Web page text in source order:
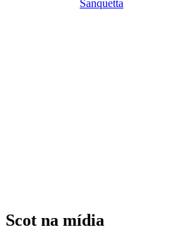
Sanquetta
Scot na mídia